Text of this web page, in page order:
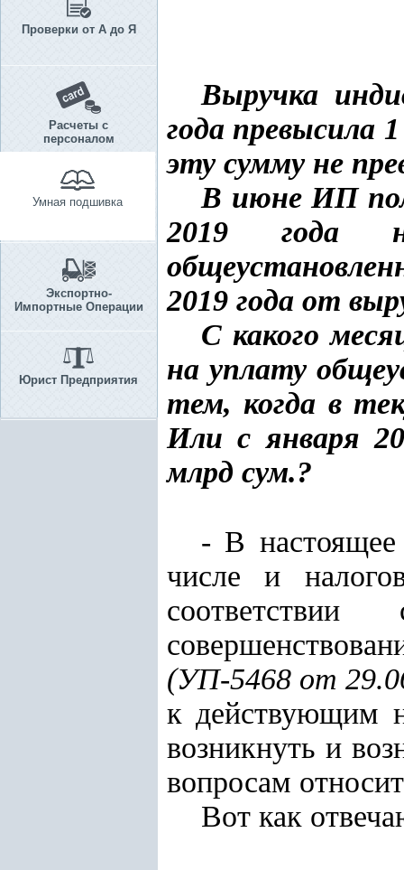
Проверки от А до Я
Расчеты с
персоналом
Умная подшивка
Экспортно-
Импортные Операции
Юрист Предприятия
Выручка
года превысила
эту сумму не
В июне ИП
2019 года
2019 года от
С какого
на уплату
тем, когда в
Или с января
млрд сум.?
- В
числе и
(УП-5468 от
к действующим
возникнуть и
вопросам
Вот как